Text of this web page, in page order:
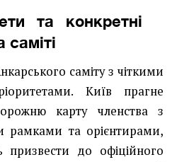
та конкретні
саміту з чіткими
Київ прагне
карту членства з
рамками та орієнтирами,
призвести до офіційного